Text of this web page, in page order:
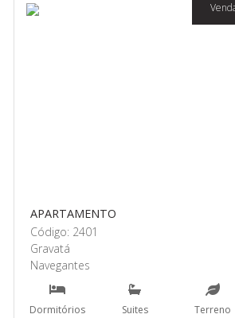
APARTAMENTO
Código: 2401
Gravatá
Navegantes
Dormitórios Suites Terreno